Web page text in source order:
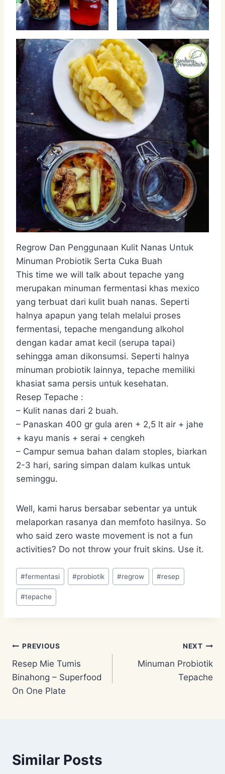
Regrow Dan Penggunaan Kulit Nanas Untuk
Minuman Probiotik Serta Cuka Buah
This time we will talk about tepache yang
merupakan minuman fermentasi khas mexico
yang terbuat dari kulit buah nanas. Seperti
halnya apapun yang telah melalui proses
fermentasi, tepache mengandung alkohol
dengan kadar amat kecil (serupa tapai)
sehingga aman dikonsumsi. Seperti halnya
minuman probiotik lainnya, tepache memiliki
khasiat sama persis untuk kesehatan.
Resep Tepache :
– Kulit nanas dari 2 buah.
– Panaskan 400 gr gula aren + 2,5 lt air + jahe
+ kayu manis + serai + cengkeh
– Campur semua bahan dalam stoples, biarkan
2-3 hari, saring simpan dalam kulkas untuk
seminggu.
Well, kami harus bersabar sebentar ya untuk
melaporkan rasanya dan memfoto hasilnya. So
who said zero waste movement is not a fun
activities? Do not throw your fruit skins. Use it.
Post
Tags:
#fermentasi #probiotik #regrow #resep
#tepache
Post
navigation
PREVIOUS
Resep Mie Tumis
Binahong – Superfood
On One Plate
NEXT
Minuman Probiotik
Tepache
Similar Posts